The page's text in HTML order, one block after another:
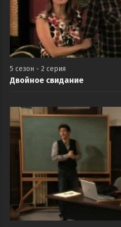
5 сезон - 2 серия
Двойное свидание